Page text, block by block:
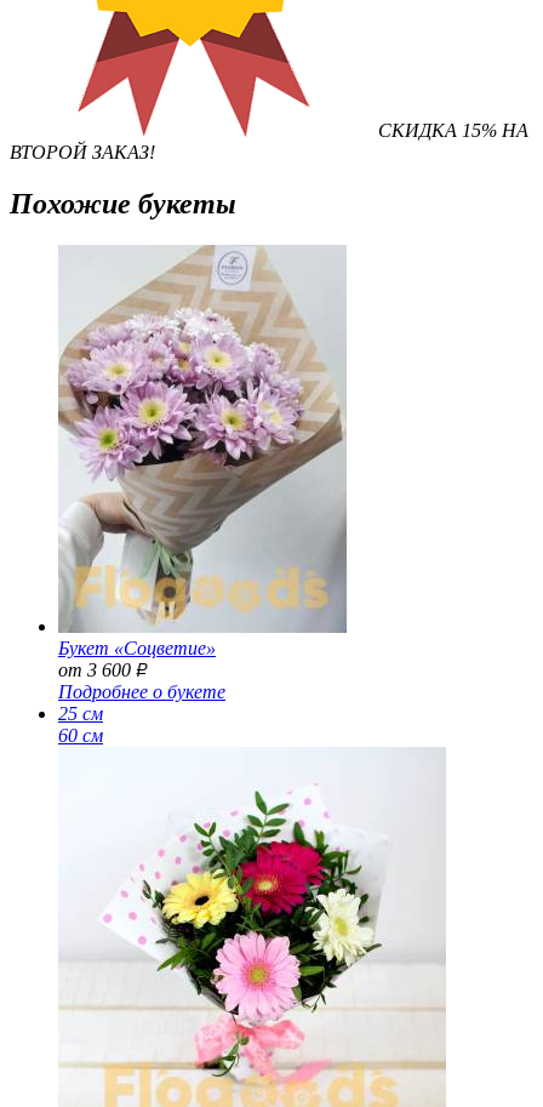
СКИДКА 15% НА
ВТОРОЙ ЗАКАЗ!
Похожие букеты
Букет «Соцветие»
от 3 600 Р
Подробнее о букете
25 см
60 см